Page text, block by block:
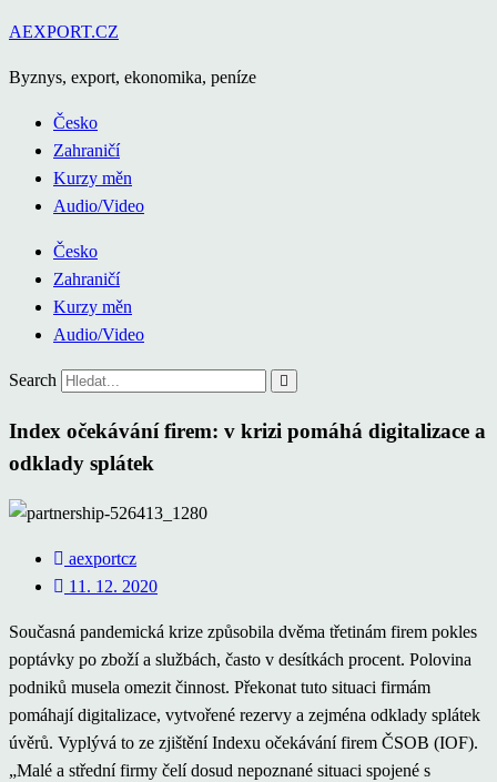
Přejít
obsahu
AEXPORT.CZ
Byznys, export, ekonomika, peníze
Česko
Zahraničí
Kurzy měn
Audio/Video
Česko
Zahraničí
Kurzy měn
Audio/Video
Search
Index očekávání firem: v krizi pomáhá digitalizace a
odklady splátek
aexportcz
11. 12. 2020
Současná pandemická krize způsobila dvěma třetinám firem pokles
poptávky po zboží a službách, často v desítkách procent. Polovina
podniků musela omezit činnost. Překonat tuto situaci firmám
pomáhají digitalizace, vytvořené rezervy a zejména odklady splátek
úvěrů. Vyplývá to ze zjištění Indexu očekávání firem ČSOB (IOF).
„Malé a střední firmy čelí dosud nepoznané situaci spojené s